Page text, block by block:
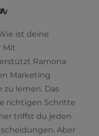
ist deine
Mit
Ramona
Marketing
zu lernen. Das
richtigen Schritte
triffst du jeden
Aber